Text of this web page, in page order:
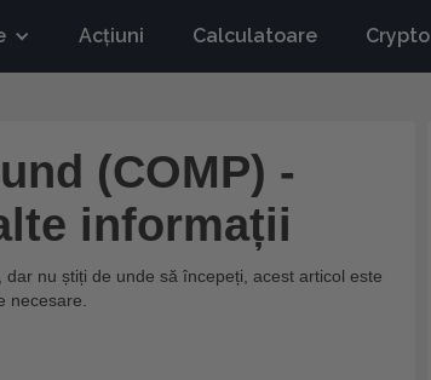
Acțiuni Calculatoare Crypto
(COMP) -
informații
nu știți de unde să începeți, acest articol este
necesare.